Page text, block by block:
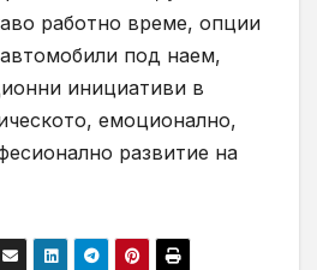
работно време, опции
под наем,
инициативи в
емоционално,
развитие на